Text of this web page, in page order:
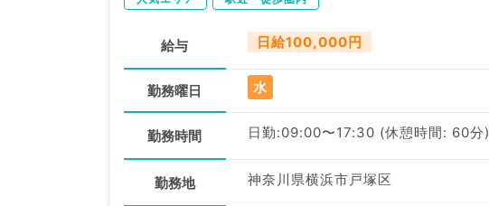
給与 日給100,000円
勤務曜日 水
勤務時間 日勤:09:00〜17:30 (休憩時間: 60分)
勤務地 神奈川県横浜市戸塚区